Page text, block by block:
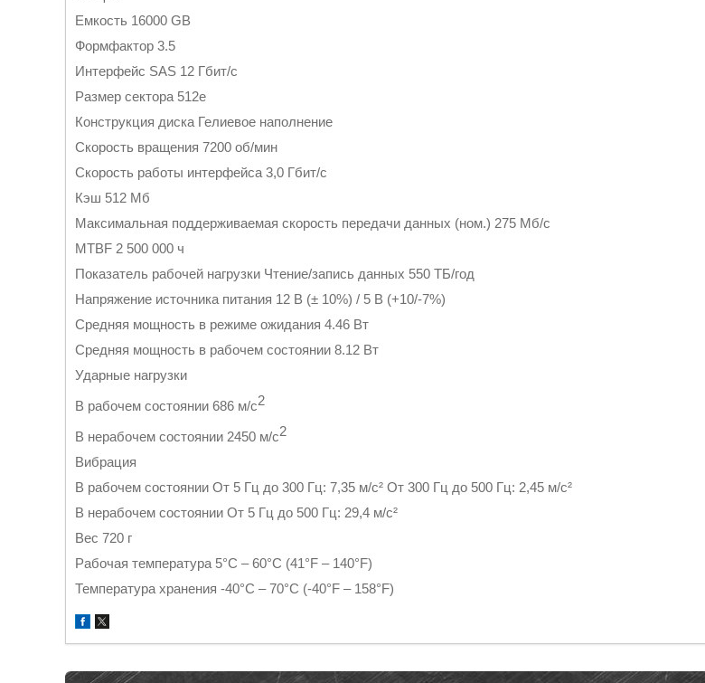
Емкость 16000 GB
Формфактор 3.5
Интерфейс SAS 12 Гбит/с
Размер сектора 512е
Конструкция диска Гелиевое наполнение
Скорость вращения 7200 об/мин
Скорость работы интерфейса 3,0 Гбит/с
Кэш 512 Мб
Максимальная поддерживаемая скорость передачи данных (ном.) 275 Мб/c
MTBF 2 500 000 ч
Показатель рабочей нагрузки Чтение/запись данных 550 ТБ/год
Напряжение источника питания 12 В (± 10%) / 5 В (+10/-7%)
Средняя мощность в режиме ожидания 4.46 Вт
Средняя мощность в рабочем состоянии 8.12 Вт
Ударные нагрузки
В рабочем состоянии 686 м/с2
В нерабочем состоянии 2450 м/с2
Вибрация
В рабочем состоянии От 5 Гц до 300 Гц: 7,35 м/с² От 300 Гц до 500 Гц: 2,45 м/с²
В нерабочем состоянии От 5 Гц до 500 Гц: 29,4 м/с²
Вес 720 г
Рабочая температура 5°C – 60°C (41°F – 140°F)
Температура хранения -40°C – 70°C (-40°F – 158°F)